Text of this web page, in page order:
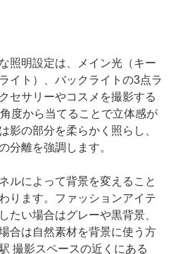
照明設定は、メイン光（キー
イト）、バックライトの3点ラ
セサリーやコスメを撮影する
度から当てることで立体感が
影の部分を柔らかく照らし、
分離を強調します。
ルによって背景を変えること
ります。ファッションアイテ
たい場合はグレーや黒背景、
合は自然素材を背景に使う方
撮影スペースの近くにある